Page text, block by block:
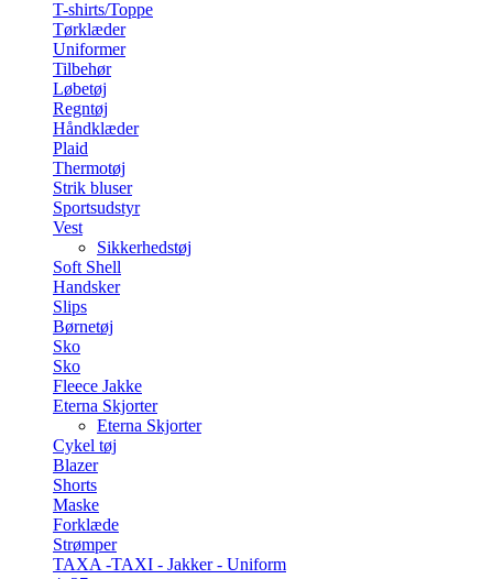
T-shirts/Toppe
Tørklæder
Uniformer
Tilbehør
Løbetøj
Regntøj
Håndklæder
Plaid
Thermotøj
Strik bluser
Sportsudstyr
Vest
Sikkerhedstøj
Soft Shell
Handsker
Slips
Børnetøj
Sko
Sko
Fleece Jakke
Eterna Skjorter
Eterna Skjorter
Cykel tøj
Blazer
Shorts
Maske
Forklæde
Strømper
TAXA -TAXI - Jakker - Uniform